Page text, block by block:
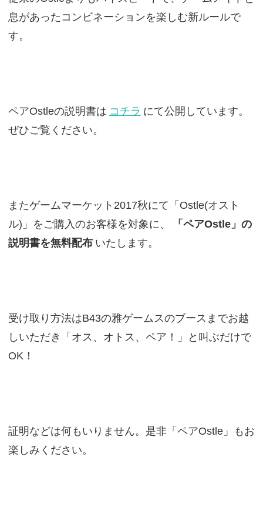
息があったコンビネーションを楽しむ新ルールで
す。
ペアOstleの説明書は コチラ にて公開しています。
ぜひご覧ください。
またゲームマーケット2017秋にて「Ostle(オスト
ル)」をご購入のお客様を対象に、
「ペアOstle」の
説明書を無料配布 いたします。
受け取り方法はB43の雅ゲームスのブースまでお越
しいただき「オス、オトス、ペア！」と叫ぶだけで
OK！
証明などは何もいりません。是非「ペアOstle」もお
楽しみください。